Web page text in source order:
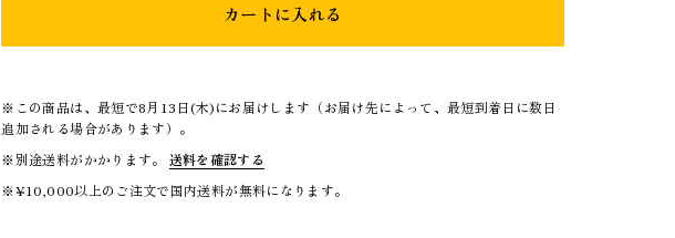
カートに入れる
※この商品は、最短で8月13日(木)にお届けします（お届け先によって、最短到着日に数日
追加される場合があります）。
※別途送料がかかります。
送料を確認する
※¥10,000以上のご注文で国内送料が無料になります。